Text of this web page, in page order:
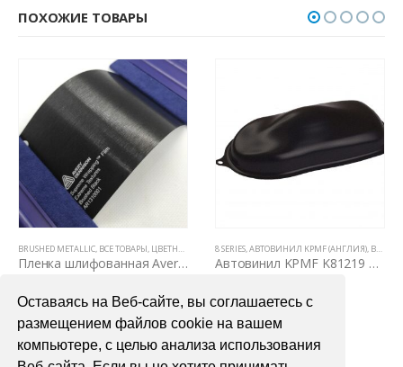
Оставаясь на Веб-сайте, вы соглашаетесь с
размещением файлов cookie на вашем
компьютере, с целью анализа использования
ПОХОЖИЕ ТОВАРЫ
ТОВАРЫ,ЦВЕТНЫЕ ВИНИЛОВЫЕ ПЛЕНКИ
BRUSHED METALLIC ВСЕ ТОВАРЫ ЦВЕТНЫЕ ВИНИЛОВЫЕ ПЛЕНКИ
Пленка шлифованная Avery Dennison Brushed Black
В КОРЗИНУ
8 SERIES АВТОВИНИЛ KPMF (АНГЛИЯ) ВСЕ ТОВАРЫ
Автовинил KPMF K81219 черная матовая текстурированная
В КОРЗИНУ